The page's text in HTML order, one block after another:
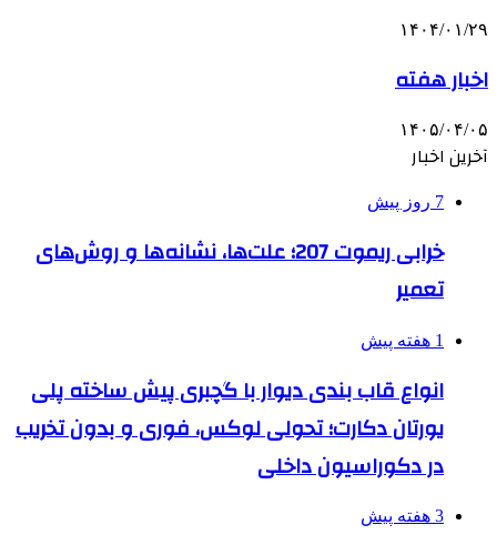
۱۴۰۴/۰۱/۲۹
اخبار هفته
۱۴۰۵/۰۴/۰۵
آخرین اخبار
7 روز پیش
خرابی ریموت 207؛ علت‌ها، نشانه‌ها و روش‌های
تعمیر
1 هفته پیش
انواع قاب بندی دیوار با گچبری پیش ساخته پلی
یورتان دکارت؛ تحولی لوکس، فوری و بدون تخریب
در دکوراسیون داخلی
3 هفته پیش